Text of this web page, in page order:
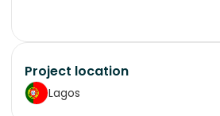
Project location
Lagos